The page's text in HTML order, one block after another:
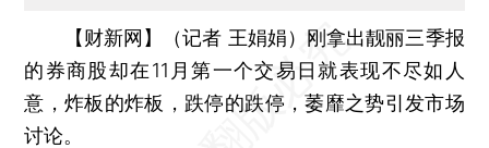
【财新网】（记者 王娟娟） 刚拿出靓丽三季报
的券商股却在11月第一个交易日就表现不尽如人
意，炸板的炸板，跌停的跌停，萎靡之势引发市场
讨论。